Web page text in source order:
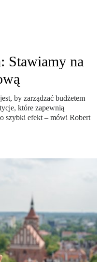
Stawiamy na
by zarządzać budżetem
które zapewnią
szybki efekt – mówi Robert